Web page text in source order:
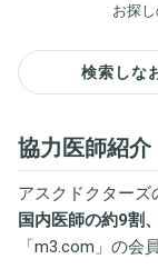
お探
検索しな
協力医師紹介
アスクドクターズ
国内医師の約9割
「m3.com 」の会